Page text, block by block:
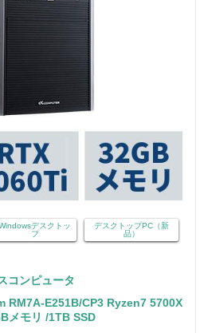
デスクトッ
プ
デスクトップPC（新
品）
コンピュータ
RM7A-E251B/CP3 Ryzen7 5700X
メモリ /1TB SSD